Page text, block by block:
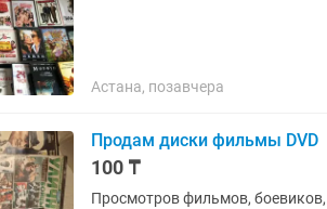
Астана, позавчера
Продам диски фильмы DVD
100 ₸
Просмотров фильмов,